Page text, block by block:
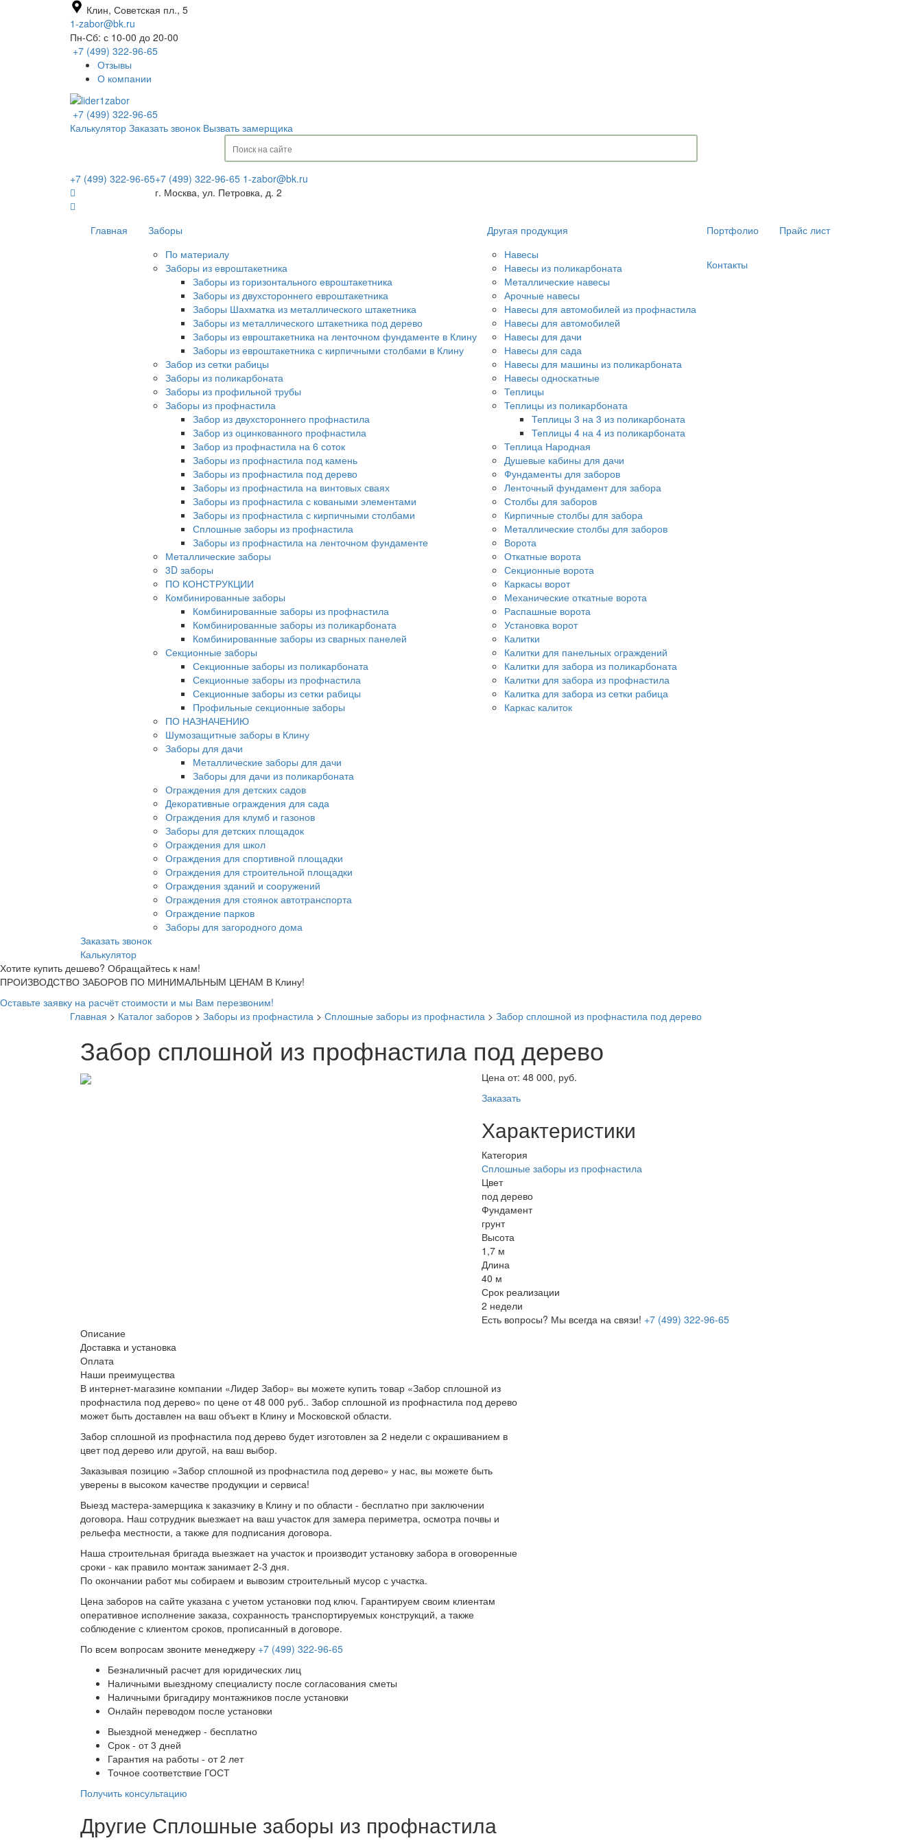
Клин, Советская пл., 5
1-zabor@bk.ru
Пн-Сб: с 10-00 до 20-00
+7 (499) 322-96-65
Отзывы
О компании
+7 (499) 322-96-65
Калькулятор Заказать звонок Вызвать замерщика
+7 (499) 322-96-65
Главная
Заборы
По материалу
Заборы из евроштакетника
Заборы из горизонтального евроштакетника
Заборы из двухстороннего евроштакетника
Заборы Шахматка из металлического штакетника
Заборы из металлического штакетника под дерево
Заборы из евроштакетника на ленточном фундаменте в Клину
Заборы из евроштакетника с кирпичными столбами в Клину
Забор из сетки рабицы
Заборы из поликарбоната
Заборы из профильной трубы
Заборы из профнастила
Забор из двухстороннего профнастила
Забор из оцинкованного профнастила
Забор из профнастила на 6 соток
Заборы из профнастила под камень
Заборы из профнастила под дерево
Заборы из профнастила на винтовых сваях
Заборы из профнастила с коваными элементами
Заборы из профнастила с кирпичными столбами
Сплошные заборы из профнастила
Заборы из профнастила на ленточном фундаменте
Металлические заборы
3D заборы
ПО КОНСТРУКЦИИ
Комбинированные заборы
Комбинированные заборы из профнастила
Комбинированные заборы из поликарбоната
Комбинированные заборы из сварных панелей
Секционные заборы
Секционные заборы из поликарбоната
Секционные заборы из профнастила
Секционные заборы из сетки рабицы
Профильные секционные заборы
ПО НАЗНАЧЕНИЮ
Шумозащитные заборы в Клину
Заборы для дачи
Металлические заборы для дачи
Заборы для дачи из поликарбоната
Ограждения для детских садов
Декоративные ограждения для сада
Ограждения для клумб и газонов
Заборы для детских площадок
Ограждения для школ
Ограждения для спортивной площадки
Ограждения для строительной площадки
Ограждения зданий и сооружений
Ограждения для стоянок автотранспорта
Ограждение парков
Заборы для загородного дома
Другая продукция
Навесы
Навесы из поликарбоната
Металлические навесы
Арочные навесы
Навесы для автомобилей из профнастила
Навесы для автомобилей
Навесы для дачи
Навесы для сада
Навесы для машины из поликарбоната
Навесы односкатные
Теплицы
Теплицы из поликарбоната
Теплицы 3 на 3 из поликарбоната
Теплицы 4 на 4 из поликарбоната
Теплица Народная
Душевые кабины для дачи
Фундаменты для заборов
Ленточный фундамент для забора
Столбы для заборов
Кирпичные столбы для забора
Металлические столбы для заборов
Ворота
Откатные ворота
Секционные ворота
Каркасы ворот
Механические откатные ворота
Распашные ворота
Установка ворот
Калитки
Калитки для панельных ограждений
Калитки для забора из поликарбоната
Калитки для забора из профнастила
Калитка для забора из сетки рабица
Каркас калиток
Портфолио Прайс лист
Контакты
+7 (499) 322-96-65 1-zabor@bk.ru
г. Москва, ул. Петровка, д. 2
Заказать звонок
Калькулятор
Хотите купить дешево? Обращайтесь к нам!
ПРОИЗВОДСТВО ЗАБОРОВ ПО МИНИМАЛЬНЫМ ЦЕНАМ В Клину!
Оставьте заявку на расчёт стоимости и мы Вам перезвоним!
Главная > Каталог заборов > Заборы из профнастила > Сплошные заборы из профнастила > Забор сплошной из профнастила под дерево
Забор сплошной из профнастила под дерево
Цена от: 48 000, руб.
Заказать
Характеристики
Категория
Сплошные заборы из профнастила
Цвет
под дерево
Фундамент
грунт
Высота
1,7 м
Длина
40 м
Срок реализации
2 недели
Есть вопросы? Мы всегда на связи! +7 (499) 322-96-65
Описание
Доставка и установка
Оплата
Наши преимущества
В интернет-магазине компании «Лидер Забор» вы можете купить товар «Забор сплошной из
профнастила под дерево» по цене от 48 000 руб.. Забор сплошной из профнастила под дерево
может быть доставлен на ваш объект в Клину и Московской области.
Забор сплошной из профнастила под дерево будет изготовлен за 2 недели с окрашиванием в
цвет под дерево или другой, на ваш выбор.
Заказывая позицию «Забор сплошной из профнастила под дерево» у нас, вы можете быть
уверены в высоком качестве продукции и сервиса!
Выезд мастера-замерщика к заказчику в Клину и по области - бесплатно при заключении
договора. Наш сотрудник выезжает на ваш участок для замера периметра, осмотра почвы и
рельефа местности, а также для подписания договора.
Наша строительная бригада выезжает на участок и производит установку забора в оговоренные
сроки - как правило монтаж занимает 2-3 дня.
По окончании работ мы собираем и вывозим строительный мусор с участка.
Цена заборов на сайте указана с учетом установки под ключ. Гарантируем своим клиентам
оперативное исполнение заказа, сохранность транспортируемых конструкций, а также
соблюдение с клиентом сроков, прописанный в договоре.
По всем вопросам звоните менеджеру +7 (499) 322-96-65
Безналичный расчет для юридических лиц
Наличными выездному специалисту после согласования сметы
Наличными бригадиру монтажников после установки
Онлайн переводом после установки
Выездной менеджер - бесплатно
Срок - от 3 дней
Гарантия на работы - от 2 лет
Точное соответствие ГОСТ
Получить консультацию
Другие Сплошные заборы из профнастила